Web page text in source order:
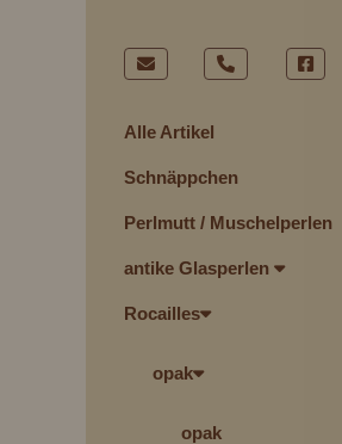
Alle Artikel
Schnäppchen
Perlmutt / Muschelperlen
antike Glasperlen
Rocailles
opak
opak